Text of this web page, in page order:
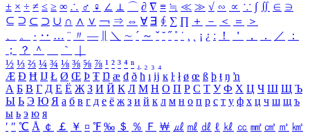
± × ÷ ≠ ≤ ≥ ∞ ∴ ♂ ♀ ∠ ⊥ ⌒ ∂ ∇ ≡ ≒ ≪ ≫ √ ∽ ∝ ∵ ∫ ∬ ∈ ∋
⊆ ⊇ ⊂ ⊃ ∪ ∩ ∧ ∨ ￢ ⇒ ⇔ ∀ ∃ ∮ ∑ ∏ ＋ － ＜ ＝
＞
、
。 · ‥ … ¨ 〃 ― ＼ ∼ ´ ～ ˇ ˘ ˝ ˚ ˙ ¸ ¡ ¿ ː ！ ＇ ， ． ／
：
；
？ ＾ ｀
½ ⅓ ⅔ ¼ ¾ ⅛ ⅜ ⅝ ⅞ ¹ ² ³ ⁴ ⁿ ₁ ₂ ₃ ₄
Æ Ð Ħ Ĳ Ł Ø Œ Þ Ŧ Ŋ æ đ ð ħ ı ĳ ĸ ŀ ł ø œ ß þ ŧ ŋ ŉ
А Б В Г Д Е Ё Ж З И Й К Л М Н О П Р С Т У Ф Х Ц Ч Ш Щ Ъ
Ы Ь Э Ю Я а б в г д е ё ж з и й к л м н о п р с т у ф х ц ч ш щ ъ
ы ь э ю я
′ ″ ℃ Å ￠ ￡ ￥ ¤ ℉ ‰ ＄ ％ Ｆ ￦ ㎕ ㎖ ㎗ ℓ ㎘ ㏄ ㎣ ㎤ ㎥ ㎦